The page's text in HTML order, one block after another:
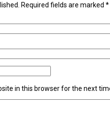
Required fields are marked *
in this browser for the next